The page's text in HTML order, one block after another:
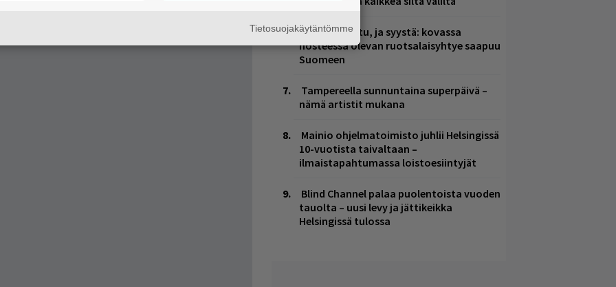
syöpää.
aikaa”, Petrov sanoi tuolloin.
Kent mainittu, ja syystä: kovassa
nosteessa olevan ruotsalaisyhtye saapuu
Suomeen
Tampereella sunnuntaina superpäivä –
nämä artistit mukana
Mainio ohjelmatoimisto juhlii Helsingissä
10-vuotista taivaltaan –
ilmaistapahtumassa loistoesiintyjät
Blind Channel palaa puolentoista vuoden
tauolta – uusi levy ja jättikeikka
Helsingissä tulossa
Tietosuojakäytäntömme